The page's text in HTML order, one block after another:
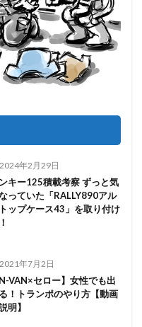
2024年2月29日
キー125積載考察 ずっと気
っていた「RALLY890アル
ップケース43」を取り付け
2021年7月2日
N-VAN×セロー】女性でも出
！トランポのやり方【動画
明】